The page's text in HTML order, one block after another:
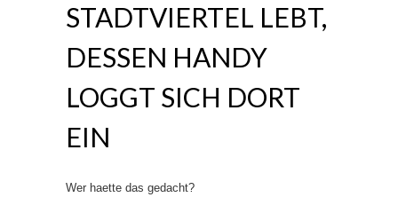
STADTVIERTEL LEBT,
DESSEN HANDY
LOGGT SICH DORT
EIN
Wer haette das gedacht?